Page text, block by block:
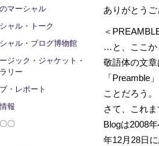
マーシャル
ャル・トーク
ャル・ブログ博物館
ジック・ジャケット・
リー
・レポート
報
〇
ありがとう
＜
…と、ここか
敬語体の文
「Preamble
ことだろう。
さて、これ
Blogは2008
年12月28日